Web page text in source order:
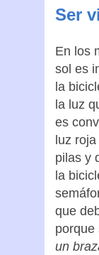
Ser
En los
sol es
la
la luz
es
luz
pilas y
la
que
un